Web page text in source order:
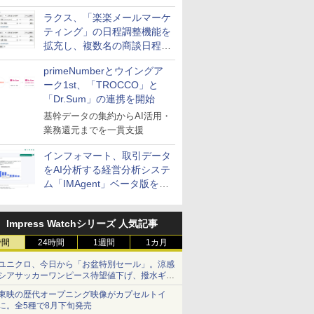
送信防止アドインサービス」
を提供
ラクス、「楽楽メールマーケ
ティング」の日程調整機能を
拡充し、複数名の商談日程調
整を効率化
primeNumberとウイングア
ーク1st、「TROCCO」と
「Dr.Sum」の連携を開始
基幹データの集約からAI活用・
業務還元までを一貫支援
インフォマート、取引データ
をAI分析する経営分析システ
ム「IMAgent」ベータ版を提
Impress Watchシリーズ 人気記事
24時間 1週間 1カ月
ニクロ、今日から「お盆特別セール」。涼感
アサッカーワンピース待望値下げ、撥水ギア
ョーツは1990円に
映の歴代オープニング映像がカプセルトイ
。全5種で8月下旬発売